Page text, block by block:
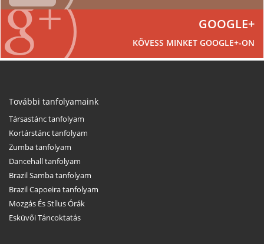
GOOGLE+
KÖVESS MINKET GOOGLE+-ON
További tanfolyamaink
Társastánc tanfolyam
Kortárstánc tanfolyam
Zumba tanfolyam
Dancehall tanfolyam
Brazil Samba tanfolyam
Brazil Capoeira tanfolyam
Mozgás És Stílus Órák
Esküvői Táncoktatás